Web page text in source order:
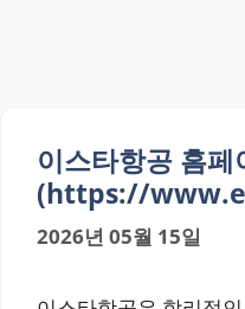
이스타항공 홈페
(https://
2026년 05월 15일